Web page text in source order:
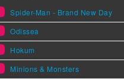
Spider-Man - Brand New Day
Odissea
Hokum
Minions & Monsters